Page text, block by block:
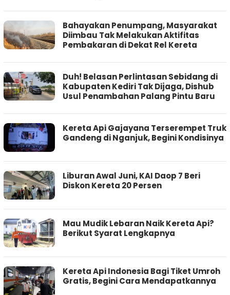
Bahayakan Penumpang, Masyarakat
Diimbau Tak Melakukan Aktifitas
Pembakaran di Dekat Rel Kereta
Duh! Belasan Perlintasan Sebidang di
Kabupaten Kediri Tak Dijaga, Dishub
Usul Penambahan Palang Pintu Baru
Kereta Api Gajayana Terserempet Truk
Gandeng di Nganjuk, Begini Kondisinya
Liburan Awal Juni, KAI Daop 7 Beri
Diskon Kereta 20 Persen
Mau Mudik Lebaran Naik Kereta Api?
Berikut Syarat Lengkapnya
Kereta Api Indonesia Bagi Tiket Umroh
Gratis, Begini Cara Mendapatkannya